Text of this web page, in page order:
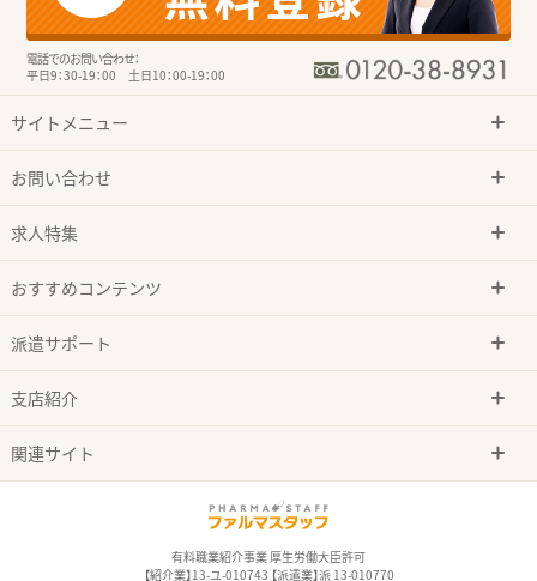
電話でのお問い合わせ：
平日9：30-19：00 土日10：00-19：00
サイトメニュー
お問い合わせ
求人特集
おすすめコンテンツ
派遣サポート
支店紹介
関連サイト
有料職業紹介事業 厚生労働大臣許可
【紹介業】13-ユ-010743 【派遣業】派 13-010770